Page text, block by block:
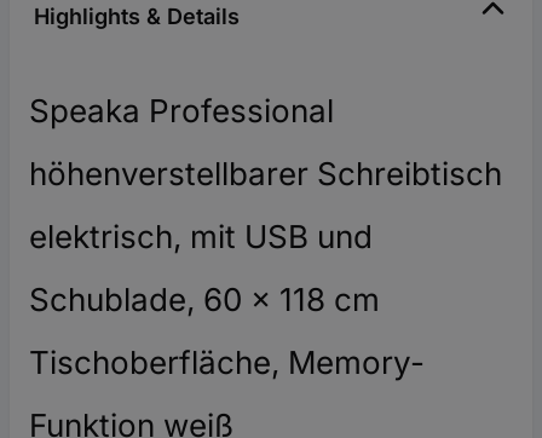
Highlights & Details
Speaka Professional
höhenverstellbarer Schreibtisch
elektrisch, mit USB und
Schublade, 60 x 118 cm
Tischoberfläche, Memory-
Funktion weiß